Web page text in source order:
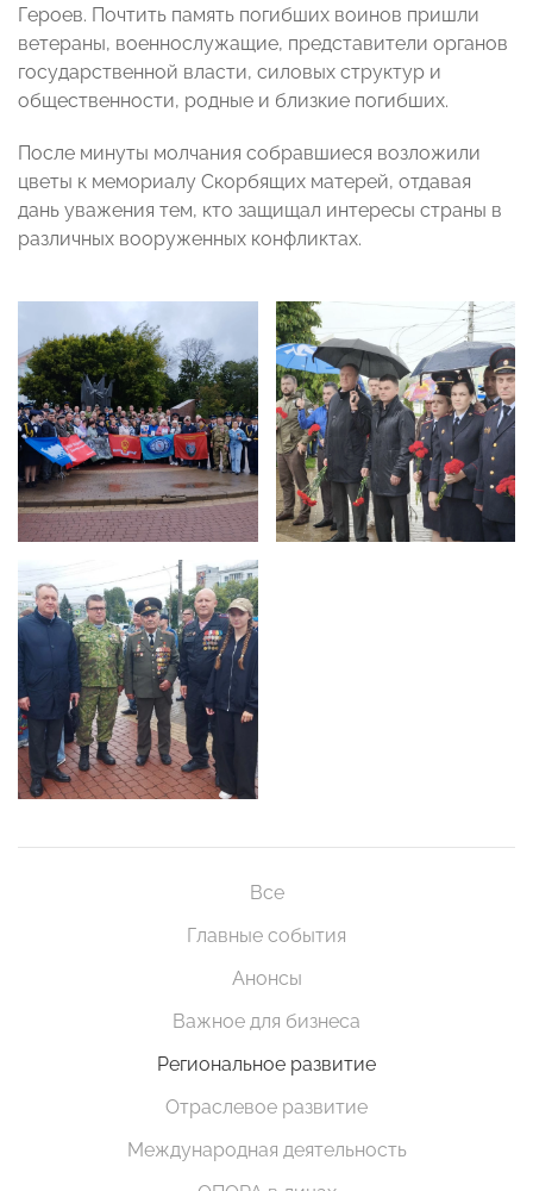
Героев. Почтить память погибших воинов пришли
ветераны, военнослужащие, представители органов
государственной власти, силовых структур и
общественности, родные и близкие погибших.
После минуты молчания собравшиеся возложили
цветы к мемориалу Скорбящих матерей, отдавая
дань уважения тем, кто защищал интересы страны в
различных вооруженных конфликтах.
Все
Главные события
Анонсы
Важное для бизнеса
Региональное развитие
Отраслевое развитие
Международная деятельность